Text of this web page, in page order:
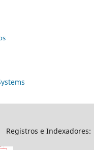
Registros e Indexadores: